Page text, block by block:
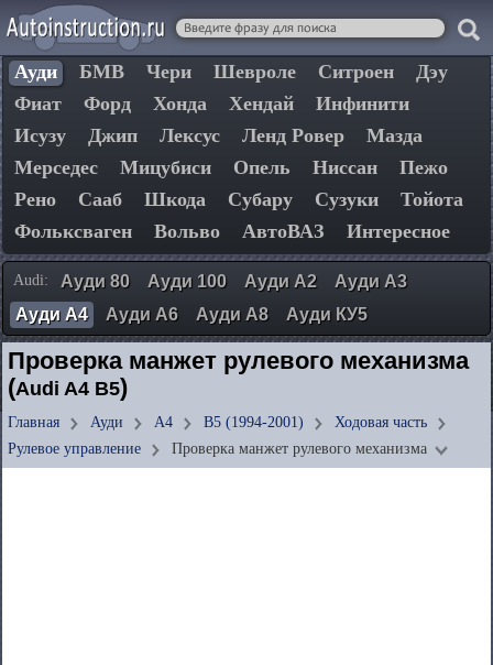
Ауди БМВ Чери Шевроле Ситроен
Дэу
Фиат
Форд Хонда Хендай
Инфинити
Исузу
Джип Лексус Ленд Ровер
Мазда
Мерседес
Мицубиси Опель Ниссан
Пежо
Рено
Сааб Шкода Субару Сузуки
Тойота
Фольксваген
Вольво АвтоВАЗ Интересное
Audi: Ауди 80 Ауди 100 Ауди А2
Ауди А3
Ауди А4
Ауди А6 Ауди А8 Ауди КУ5
Проверка манжет рулевого механизма
(Audi A4 B5)
Главная Ауди А4 B5 (1994-2001)
Ходовая часть
Рулевое управление
Проверка манжет рулевого механизма